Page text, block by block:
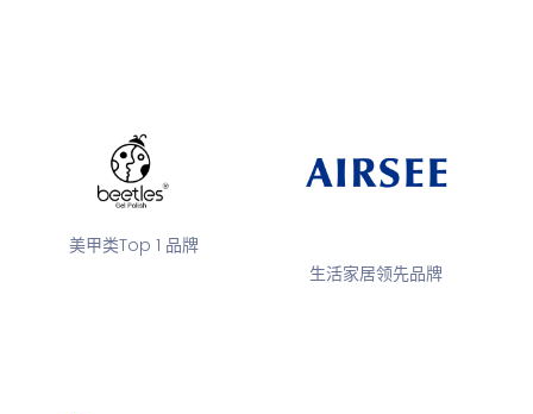
美甲类Top 1 品牌
生活家居领先品牌